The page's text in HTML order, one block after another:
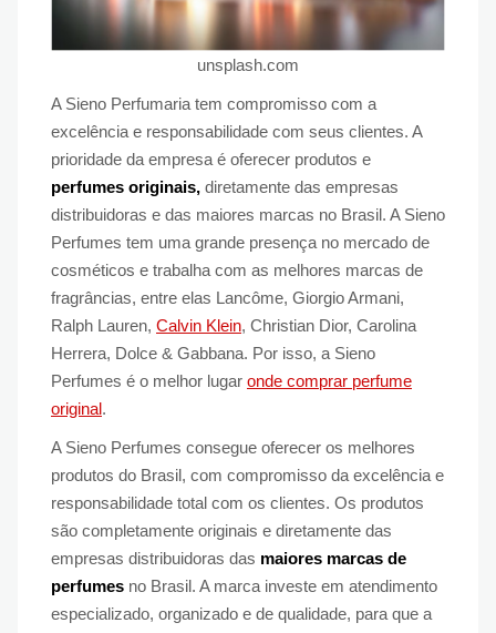
unsplash.com
A Sieno Perfumaria tem compromisso com a
excelência e responsabilidade com seus clientes. A
prioridade da empresa é oferecer produtos e
perfumes originais, diretamente das empresas
distribuidoras e das maiores marcas no Brasil. A Sieno
Perfumes tem uma grande presença no mercado de
cosméticos e trabalha com as melhores marcas de
fragrâncias, entre elas Lancôme, Giorgio Armani,
Ralph Lauren, Calvin Klein, Christian Dior, Carolina
Herrera, Dolce & Gabbana. Por isso, a Sieno
Perfumes é o melhor lugar onde comprar perfume
original.
A Sieno Perfumes consegue oferecer os melhores
produtos do Brasil, com compromisso da excelência e
responsabilidade total com os clientes. Os produtos
são completamente originais e diretamente das
empresas distribuidoras das maiores marcas de
perfumes no Brasil. A marca investe em atendimento
especializado, organizado e de qualidade, para que a